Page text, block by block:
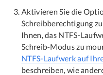
Aktivieren Sie die
Schreibberechtigung
Ihnen, das NTFS-
Schreib-Modus zu
NTFS-Laufwerk auf
beschreiben, wie